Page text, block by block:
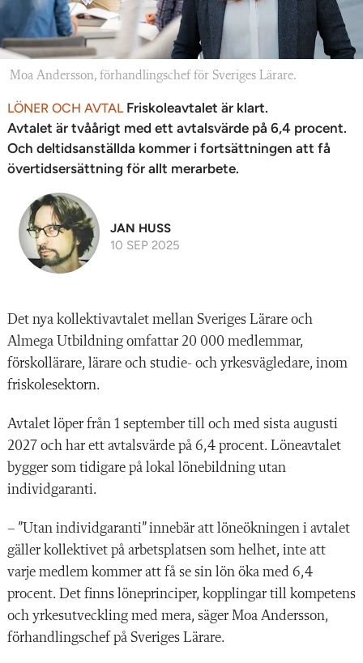
Moa Andersson, förhandlingschef för Sveriges Lärare.
LÖNER OCH AVTAL Friskoleavtalet är klart.
Avtalet är tvåårigt med ett avtalsvärde på 6,4 procent.
Och deltidsanställda kommer i fortsättningen att få
övertidsersättning för allt merarbete.
JAN HUSS
10 SEP 2025
Det nya kollektivavtalet mellan Sveriges Lärare och
Almega Utbildning omfattar 20 000 medlemmar,
förskollärare, lärare och studie- och yrkesvägledare, inom
friskolesektorn.
Avtalet löper från 1 september till och med sista augusti
2027 och har ett avtalsvärde på 6,4 procent. Löneavtalet
bygger som tidigare på lokal lönebildning utan
individgaranti.
– ”Utan individgaranti” innebär att löneökningen i avtalet
gäller kollektivet på arbetsplatsen som helhet, inte att
varje medlem kommer att få se sin lön öka med 6,4
procent. Det finns löneprinciper, kopplingar till kompetens
och yrkesutveckling med mera, säger Moa Andersson,
förhandlingschef på Sveriges Lärare.